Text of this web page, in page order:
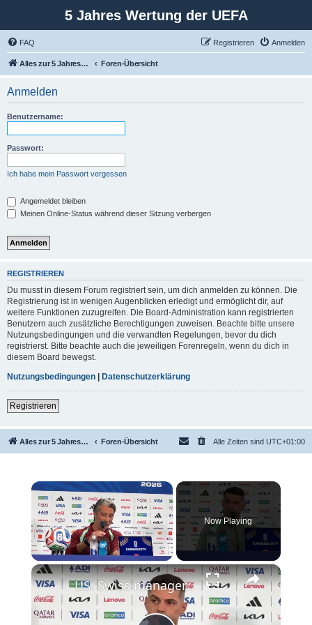
5 Jahres Wertung der UEFA
FAQ Anmelden
Registrieren
Alles zur 5 Jahreswertung / Tabelle der UEFA mit vielen Statistiken. Foren-Übersicht
Anmelden
Benutzername:
Passwort:
Ich habe mein Passwort vergessen
Angemeldet bleiben
Meinen Online-Status während dieser Sitzung verbergen
REGISTRIEREN
Du musst in diesem Forum registriert sein, um dich anmelden zu können. Die
Registrierung ist in wenigen Augenblicken erledigt und ermöglicht dir, auf
weitere Funktionen zuzugreifen. Die Board-Administration kann registrierten
Benutzern auch zusätzliche Berechtigungen zuweisen. Beachte bitte unsere
Nutzungsbedingungen und die verwandten Regelungen, bevor du dich
registrierst. Bitte beachte auch die jeweiligen Forenregeln, wenn du dich in
diesem Board bewegst.
Nutzungsbedingungen | Datenschutzerklärung
Registrieren
Alles zur 5 Jahreswertung / Tabelle der UEFA mit vielen Statistiken. Foren-Übersicht Alle Zeiten sind UTC+01:00
×
Unmute
Now Playing
×
US: Swiss manager, captain vow compact display against Argentina in World Cup showdown.